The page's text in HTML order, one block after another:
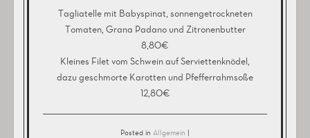
Tagliatelle mit Babyspinat, sonnengetrockneten
Tomaten, Grana Padano und Zitronenbutter
8,80€
Kleines Filet vom Schwein auf Serviettenknödel,
dazu geschmorte Karotten und Pfefferrahmsoße
12,80€
Posted in Allgemein |